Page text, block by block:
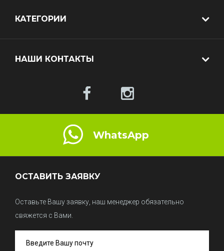
КАТЕГОРИИ
НАШИ КОНТАКТЫ
WhatsApp
ОСТАВИТЬ ЗАЯВКУ
Оставьте Вашу заявку, наш менеджер обязательно
свяжется с Вами.